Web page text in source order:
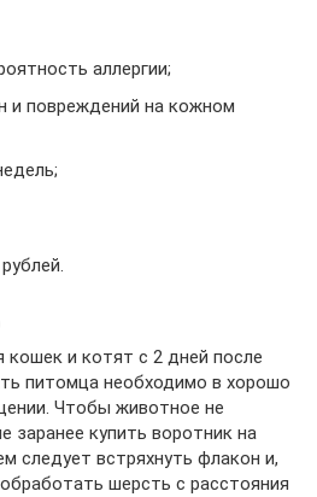
аллергии;
и повреждений на кожном
кошек и котят с 2 дней после
питомца необходимо в хорошо
Чтобы животное не
заранее купить воротник на
следует встряхнуть флакон и,
шерсть с расстояния